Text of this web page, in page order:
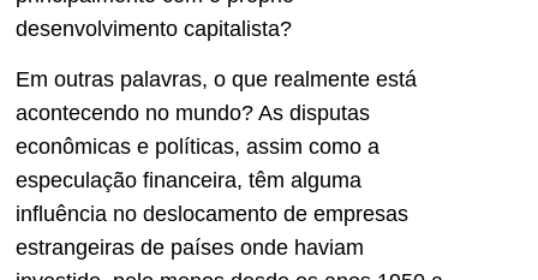
desenvolvimento capitalista?
Em outras palavras, o que realmente está
acontecendo no mundo? As disputas
econômicas e políticas, assim como a
especulação financeira, têm alguma
influência no deslocamento de empresas
estrangeiras de países onde haviam